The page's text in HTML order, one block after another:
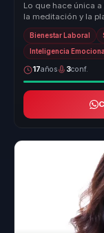
Lo que hace única
la meditación y la
cohesivo que ...
Bienestar Laboral
Inteligencia Emocional
17años 3conf.